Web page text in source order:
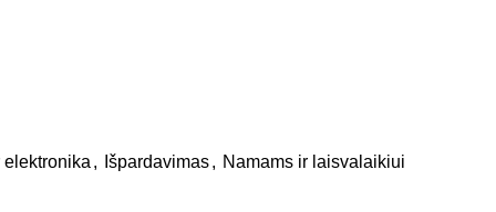
elektronika , Išpardavimas, Namams ir laisvalaikiui